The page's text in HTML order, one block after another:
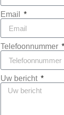
Email
Telefoonnummer
Uw bericht